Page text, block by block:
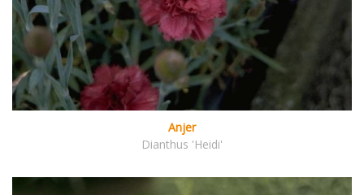
Anjer
Dianthus 'Heidi'